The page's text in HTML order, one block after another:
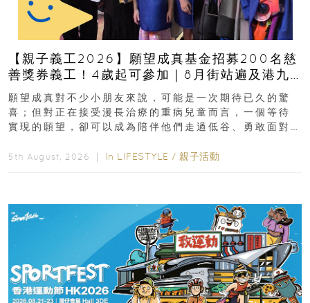
【親子義工2026】願望成真基金招募200名慈
善獎券義工！4歲起可參加｜8月街站遍及港九
新界
願望成真對不少小朋友來說，可能是一次期待已久的驚
喜；但對正在接受漫長治療的重病兒童而言，一個等待
實現的願望，卻可以成為陪伴他們走過低谷、勇敢面對
5th August, 2026 ｜ In LIFESTYLE / 親子活動